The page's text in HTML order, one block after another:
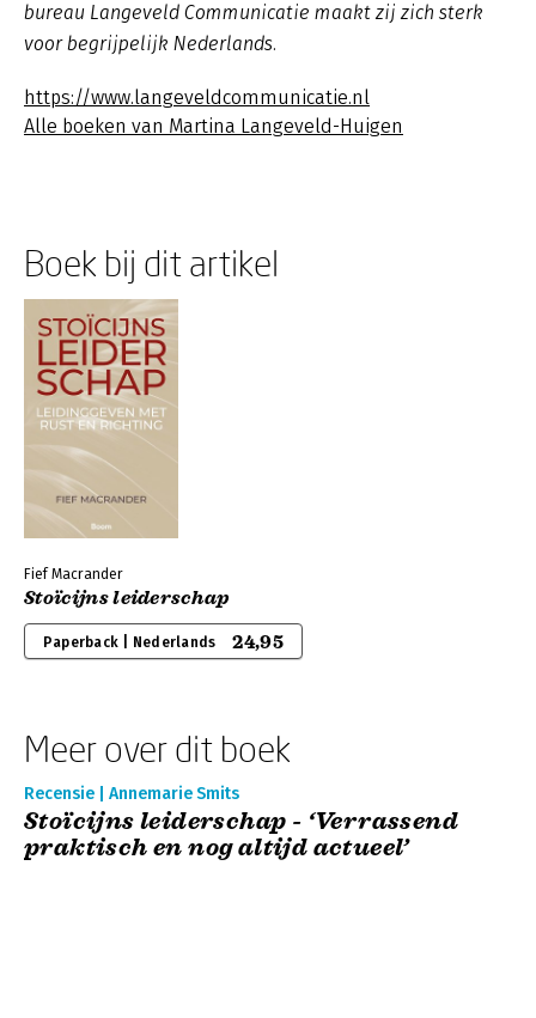
bureau Langeveld Communicatie maakt zij zich sterk
voor begrijpelijk Nederlands.
https://www.langeveldcommunicatie.nl
Alle boeken van Martina Langeveld-Huigen
Boek bij dit artikel
Fief Macrander
Stoïcijns leiderschap
Paperback | Nederlands 24,95
Meer over dit boek
Recensie | Annemarie Smits
Stoïcijns leiderschap - ‘Verrassend
praktisch en nog altijd actueel’